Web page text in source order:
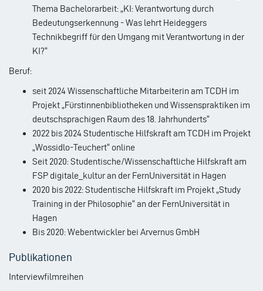
Thema Bachelorarbeit: „KI: Verantwortung durch
Bedeutungserkennung - Was lehrt Heideggers
Technikbegriff für den Umgang mit Verantwortung in der
KI?“
Beruf:
seit 2024 Wissenschaftliche Mitarbeiterin am TCDH im
Projekt „Fürstinnenbibliotheken und Wissenspraktiken im
deutschsprachigen Raum des 18. Jahrhunderts“
2022 bis 2024 Studentische Hilfskraft am TCDH im Projekt
„Wossidlo-Teuchert“ online
Seit 2020: Studentische/Wissenschaftliche Hilfskraft am
FSP digitale_kultur an der FernUniversität in Hagen
2020 bis 2022: Studentische Hilfskraft im Projekt „Study
Training in der Philosophie“ an der FernUniversität in
Hagen
Bis 2020: Webentwickler bei Arvernus GmbH
Publikationen
Interviewfilmreihen